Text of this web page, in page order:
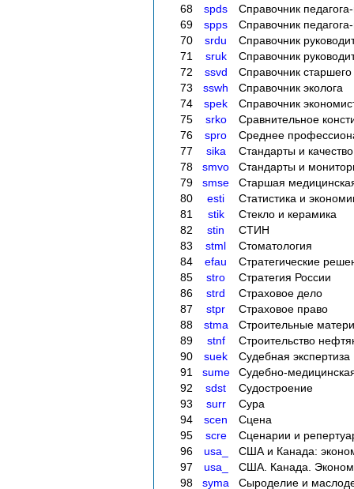
68
spds
Справочник
69
spps
Справочник
70
srdu
Справочник
71
sruk
Справочник
72
ssvd
Справочник
73
sswh
Справочник эколога
74
spek
Справочник
75
srko
Сравнительное
76
spro
Среднее
77
sika
Стандарты и качество
78
smvo
Стандарты и
79
smse
Старшая
80
esti
Статистика и
81
stik
Стекло и керамика
82
stin
СТИН
83
stml
Стоматология
84
efau
Стратегические
85
stro
Стратегия России
86
strd
Страховое дело
87
stpr
Страховое право
88
stma
Строительные
89
stnf
Строительство
90
suek
Судебная экспертиза
91
sume
Судебно-
92
sdst
Судостроение
93
surr
Сура
94
scen
Сцена
95
scre
Сценарии и
96
usa_
США и Канада:
97
usa_
США. Канада.
98
syma Сыроделие и